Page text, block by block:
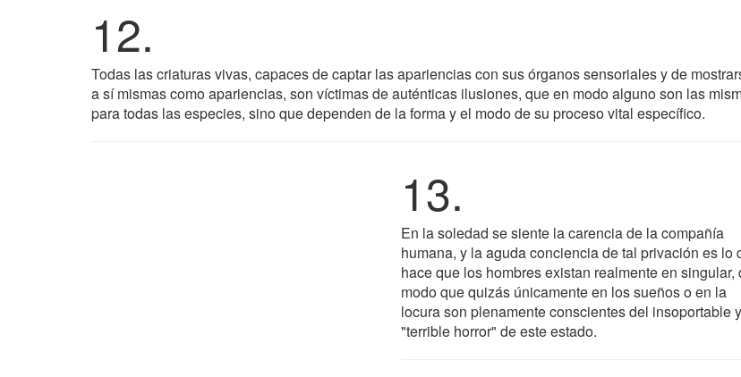
12.
Todas las criaturas vivas, capaces de captar las apariencias con sus órganos sensoriales y de
a sí mismas como apariencias, son víctimas de auténticas ilusiones, que en modo alguno son las
para todas las especies, sino que dependen de la forma y el modo de su proceso vital específico.
13.
En la soledad se siente la carencia de la compañía
humana, y la aguda conciencia de tal privación es lo
hace que los hombres existan realmente en singular,
modo que quizás únicamente en los sueños o en la
locura son plenamente conscientes del insoportable y
"terrible horror" de este estado.